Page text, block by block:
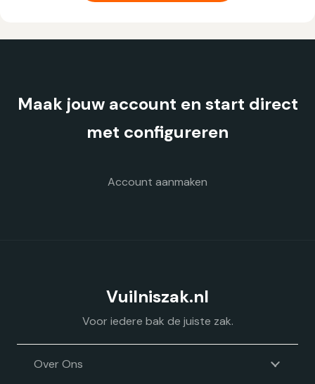
Deze
worden
Maak jouw account en start direct
met configureren
Account aanmaken
Vuilniszak.nl
Voor iedere bak de juiste zak.
Over Ons